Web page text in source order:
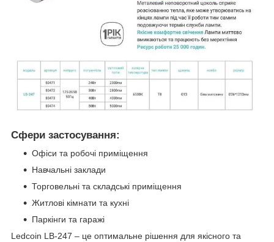
Сфери застосування:
Офіси та робочі приміщення
Навчальні заклади
Торговельні та складські приміщення
Житлові кімнати та кухні
Паркінги та гаражі
Ledcoin LB-247 – це оптимальне рішення для якісного та